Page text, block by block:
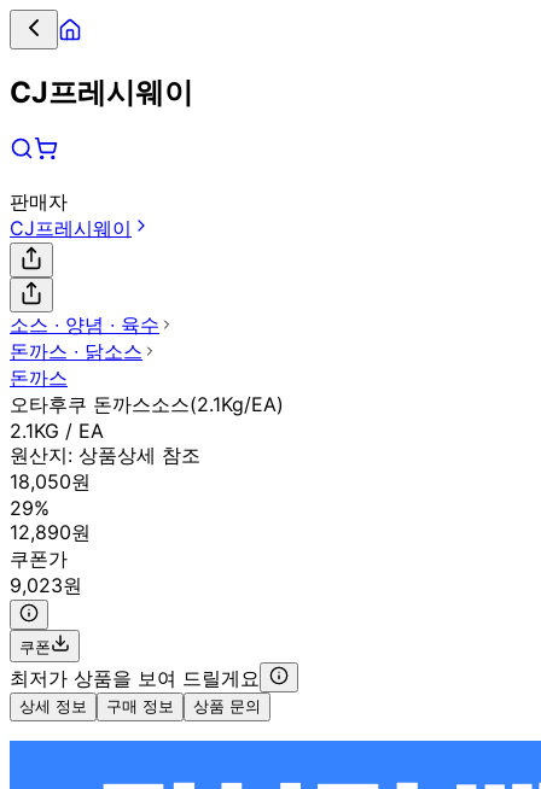
CJ프레시웨이
판매자
CJ프레시웨이
소스 ∙ 양념 ∙ 육수
돈까스 ∙ 닭소스
돈까스
오타후쿠 돈까스소스(2.1Kg/EA)
2.1KG / EA
원산지: 상품상세 참조
18,050원
29%
12,890원
쿠폰가
9,023원
쿠폰
최저가 상품을 보여 드릴게요
상세 정보 구매 정보 상품 문의